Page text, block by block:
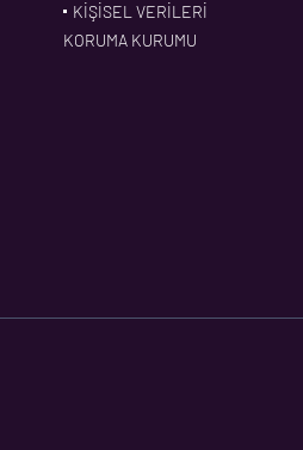
KİŞİSEL VERİLERİ
KORUMA KURUMU